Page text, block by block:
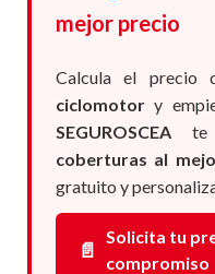
mejor precio
Calcula el precio
ciclomotor y
SEGUROSCEA te
coberturas al
gratuito y
📄
Solicita tu
compromiso